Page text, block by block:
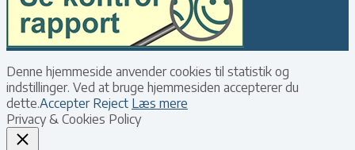
Denne hjemmeside anvender cookies til statistik og
indstillinger. Ved at bruge hjemmesiden accepterer du
dette.Accepter Reject Læs mere
Privacy & Cookies Policy